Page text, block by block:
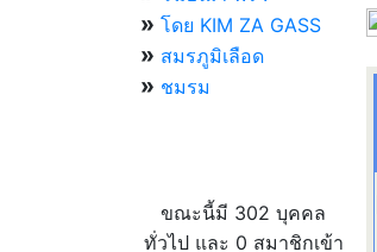
» โดย KIM ZA GASS
» สมรภูมิเลือด
» ชมรม
ขณะนี้มี 302 บุคคล
ทั่วไป และ 0 สมาชิกเข้า